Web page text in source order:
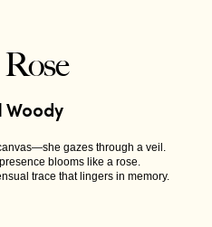
Woody
gazes through a veil.
blooms like a rose.
trace that lingers in memory.